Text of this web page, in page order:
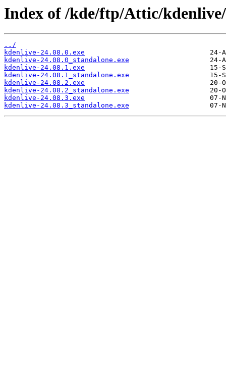
Index of /kde/ftp/Attic/
../
kdenlive-24.08.0.exe
kdenlive-24.08.0_standalone.exe
kdenlive-24.08.1.exe
kdenlive-24.08.1_standalone.exe
kdenlive-24.08.2.exe
kdenlive-24.08.2_standalone.exe
kdenlive-24.08.3.exe
kdenlive-24.08.3_standalone.exe